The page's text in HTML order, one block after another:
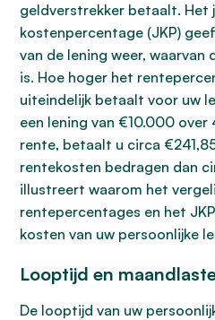
geldverstrekker betaalt. Het
kostenpercentage (JKP)
van de lening weer, waarvan
is. Hoe hoger het
uiteindelijk betaalt voor uw
een lening van €10.000
rente, betaalt u circa
rentekosten bedragen dan
illustreert waarom het
rentepercentages en het
kosten van uw persoonlijke
Looptijd en
De looptijd van uw